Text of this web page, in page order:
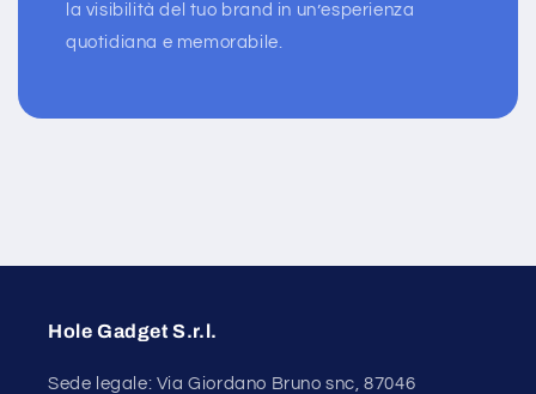
la visibilità del tuo brand in un’esperienza
quotidiana e memorabile.
Hole Gadget S.r.l.
Sede legale: Via Giordano Bruno snc, 87046